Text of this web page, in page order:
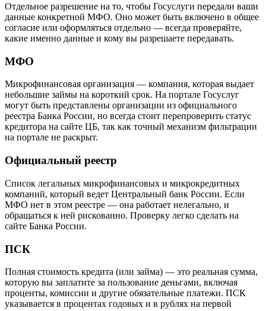
Отдельное разрешение на то, чтобы Госуслуги передали ваши
данные конкретной МФО. Оно может быть включено в общее
согласие или оформляться отдельно — всегда проверяйте,
какие именно данные и кому вы разрешаете передавать.
МФО
Микрофинансовая организация — компания, которая выдает
небольшие займы на короткий срок. На портале Госуслуг
могут быть представлены организации из официального
реестра Банка России, но всегда стоит перепроверить статус
кредитора на сайте ЦБ, так как точный механизм фильтрации
на портале не раскрыт.
Официальный реестр
Список легальных микрофинансовых и микрокредитных
компаний, который ведет Центральный банк России. Если
МФО нет в этом реестре — она работает нелегально, и
обращаться к ней рискованно. Проверку легко сделать на
сайте Банка России.
ПСК
Полная стоимость кредита (или займа) — это реальная сумма,
которую вы заплатите за пользование деньгами, включая
проценты, комиссии и другие обязательные платежи. ПСК
указывается в процентах годовых и в рублях на первой